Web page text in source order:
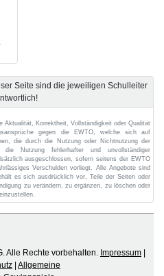
Seite sind die jeweiligen Schulleiter
Aktualität, Korrektheit, Vollständigkeit oder Qualität
gegen die EWTO, welche sich auf
die durch die Nutzung oder Nichtnutzung der
die Nutzung fehlerhafter und unvollständiger
ausgeschlossen, sofern seitens der EWTO
Verschulden vorliegt. Alle Angebote sind
es sich ausdrücklich vor, Teile der Seiten oder
zu verändern, zu ergänzen, zu löschen oder
Alle Rechte vorbehalten. Impressum
Allgemeine